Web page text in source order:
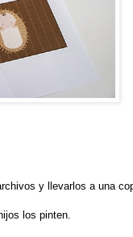
y llevarlos a una
los pinten.